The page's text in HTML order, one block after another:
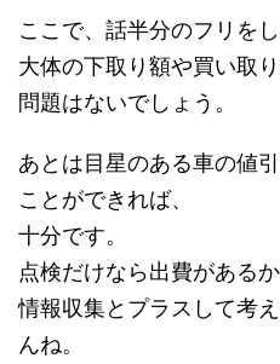
ここで、話半分のフリをし
大体の下取り額や買い取
問題はないでしょう。
あとは目星のある車の値
ことができれば、
十分です。
点検だけなら出費がある
情報収集とプラスして考
んね。